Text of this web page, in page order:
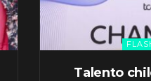
Talento